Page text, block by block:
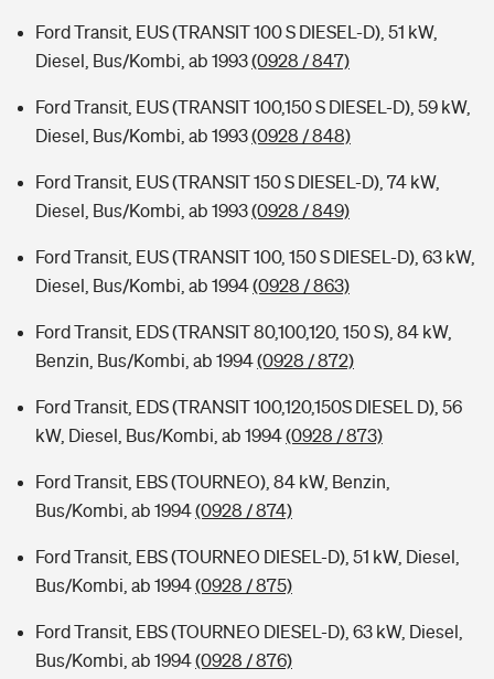
Ford Transit, EUS (TRANSIT 100 S DIESEL-D), 51 kW,
Diesel, Bus/Kombi, ab 1993(0928 / 847)
Ford Transit, EUS (TRANSIT 100,150 S DIESEL-D), 59 kW,
Diesel, Bus/Kombi, ab 1993(0928 / 848)
Ford Transit, EUS (TRANSIT 150 S DIESEL-D), 74 kW,
Diesel, Bus/Kombi, ab 1993(0928 / 849)
Ford Transit, EUS (TRANSIT 100, 150 S DIESEL-D), 63 kW,
Diesel, Bus/Kombi, ab 1994(0928 / 863)
Ford Transit, EDS (TRANSIT 80,100,120, 150 S), 84 kW,
Benzin, Bus/Kombi, ab 1994(0928 / 872)
Ford Transit, EDS (TRANSIT 100,120,150S DIESEL D), 56
kW, Diesel, Bus/Kombi, ab 1994(0928 / 873)
Ford Transit, EBS (TOURNEO), 84 kW, Benzin,
Bus/Kombi, ab 1994(0928 / 874)
Ford Transit, EBS (TOURNEO DIESEL-D), 51 kW, Diesel,
Bus/Kombi, ab 1994(0928 / 875)
Ford Transit, EBS (TOURNEO DIESEL-D), 63 kW, Diesel,
Bus/Kombi, ab 1994(0928 / 876)